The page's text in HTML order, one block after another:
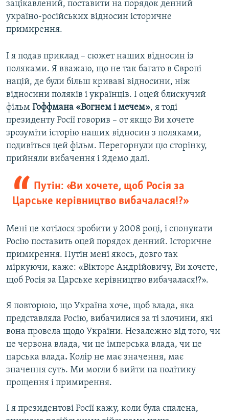
зацікавлений, поставити на порядок денний
україно-російських відносин історичне
примирення.
І я подав приклад – сюжет наших відносин із
поляками. Я вважаю, що не так багато в Європі
націй, де були більш криваві відносини, ніж
відносини поляків і українців. І оцей блискучий
фільм Гоффмана «Вогнем і мечем», я тоді
президенту Росії говорив – от якщо Ви хочете
зрозуміти історію наших відносин з поляками,
подивіться цей фільм. Перегорнули цю сторінку,
прийняли вибачення і йдемо далі.
Путін: «Ви хочете, щоб Росія за
Царське керівництво вибачалася!?»
Мені це хотілося зробити у 2008 році, і спонукати
Росію поставить оцей порядок денний. Історичне
примирення. Путін мені якось, довго так
міркуючи, каже: «Вікторе Андрійовичу, Ви хочете,
щоб Росія за Царське керівництво вибачалася!?».
Я повторюю, що Україна хоче, щоб влада, яка
представляла Росію, вибачилися за ті злочини, які
вона провела щодо України. Незалежно від того, чи
це червона влада, чи це імперська влада, чи це
царська влада. Колір не має значення, має
значення суть. Ми могли б вийти на політику
прощення і примирення.
І я президентові Росії кажу, коли була спалена,